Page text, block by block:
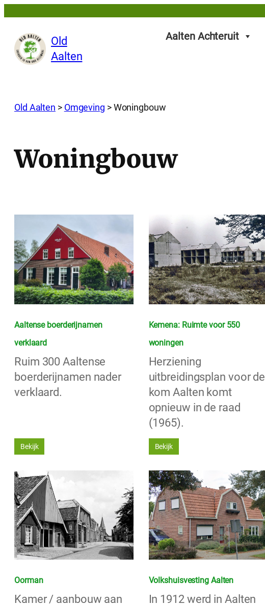
de
inhoud
Old
Aalten
Aalten Achteruit
Old Aalten > Omgeving >Woningbouw
Woningbouw
Aaltense boerderijnamen
verklaard
Ruim 300 Aaltense
boerderijnamen nader
verklaard.
Bekijk
Kemena: Ruimte voor 550
woningen
Herziening
uitbreidingsplan voor de
kom Aalten komt
opnieuw in de raad
(1965).
Bekijk
Oorman
Kamer / aanbouw aan
Volkshuisvesting Aalten
In 1912 werd in Aalten